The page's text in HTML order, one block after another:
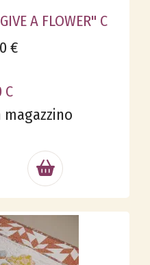
A FLOWER" C
€
C